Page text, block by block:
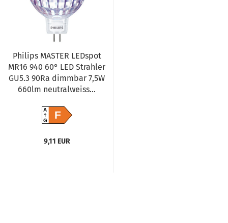
Philips MASTER LEDspot
MR16 940 60° LED Strahler
GU5.3 90Ra dimmbar 7,5W
660lm neutralweiss...
A
GF
9,11 EUR